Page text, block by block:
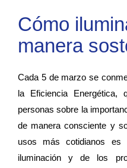
Cómo
manera
Cada 5 de marzo se
la Eficiencia Energética,
personas sobre la
de manera consciente y
usos más cotidianos
iluminación y de los